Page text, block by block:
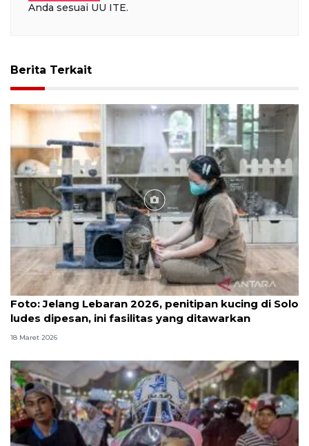
Anda sesuai UU ITE.
Berita Terkait
Foto
Foto: Jelang Lebaran 2026, penitipan kucing di Solo
ludes dipesan, ini fasilitas yang ditawarkan
18 Maret 2026